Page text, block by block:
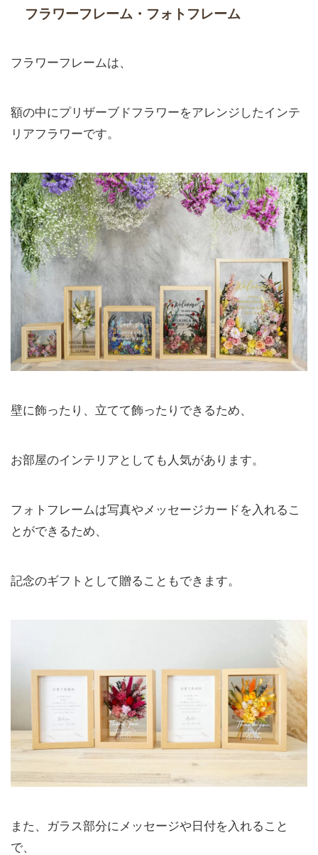
フラワーフレーム・フォトフレーム
フラワーフレームは、
額の中にプリザーブドフラワーをアレンジしたインテ
リアフラワーです。
壁に飾ったり、立てて飾ったりできるため、
お部屋のインテリアとしても人気があります。
フォトフレームは写真やメッセージカードを入れるこ
とができるため、
記念のギフトとして贈ることもできます。
また、ガラス部分にメッセージや日付を入れること
で、